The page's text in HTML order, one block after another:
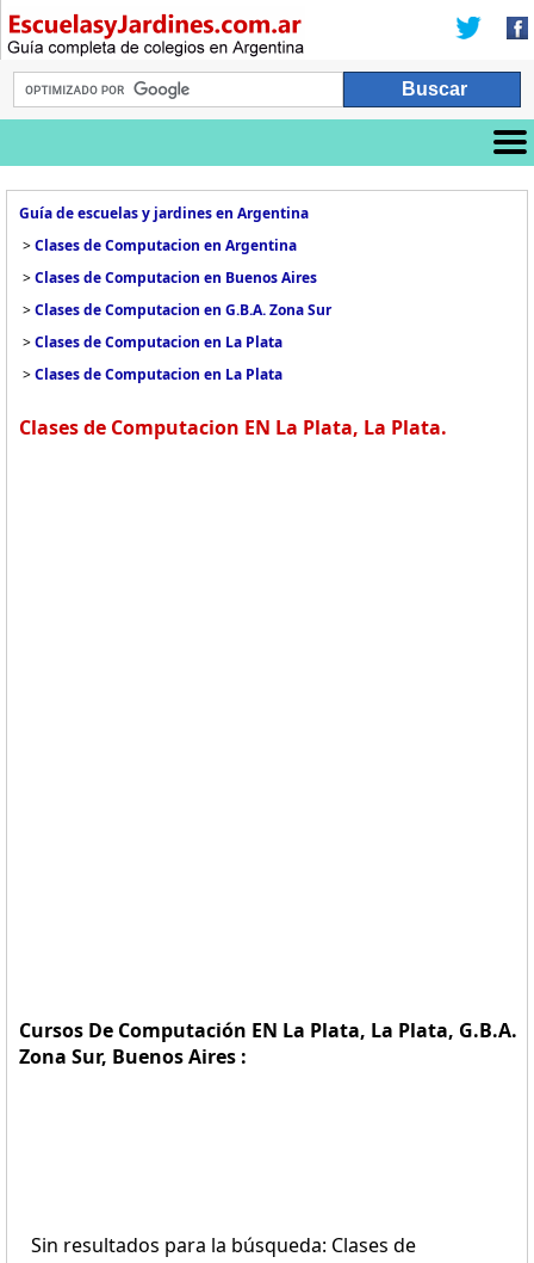
Guía de escuelas y jardines en Argentina
>Clases de Computacion en Argentina
>Clases de Computacion en Buenos Aires
>Clases de Computacion en G.B.A. Zona Sur
>Clases de Computacion en La Plata
>Clases de Computacion en La Plata
Clases de Computacion EN La Plata, La Plata.
Cursos De Computación EN La Plata, La Plata, G.B.A.
Zona Sur, Buenos Aires :
Sin resultados para la búsqueda: Clases de